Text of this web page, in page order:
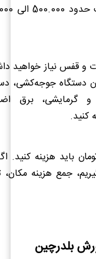
دستگاه جوجه‌کشی،
گرمایشی، برق
کنید.
خرید هر پرنده بالغ، حدود 12000 تومان
عدد در نظر بگیریم، جمع
بلدرچین